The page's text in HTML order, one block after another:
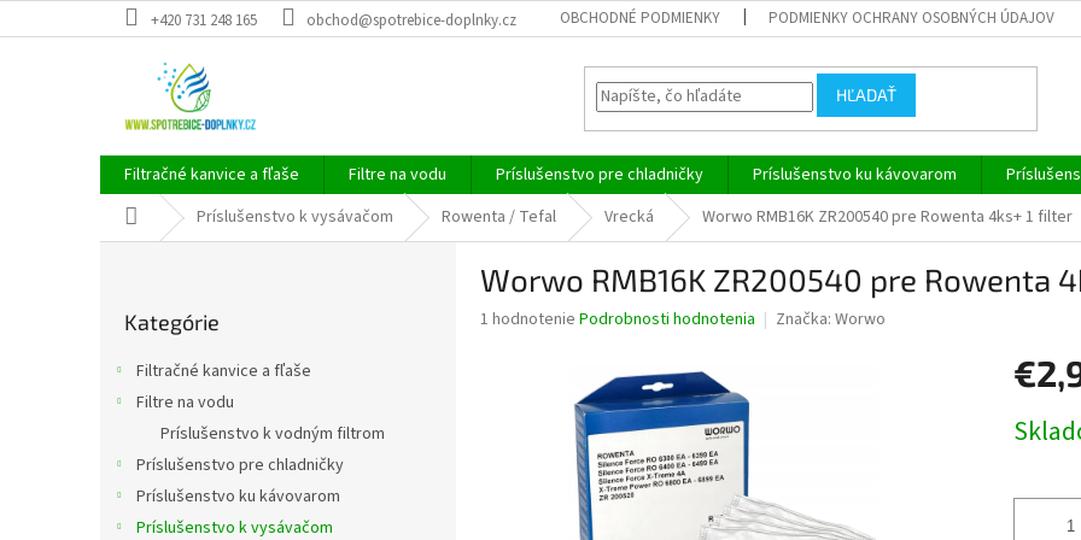
na
+420 731 248 165 obchod@spotrebice-doplnky.cz OBCHODNÉ PODMIENKY PODMIENKY OCHRANY OSOBNÝCH ÚDAJOV
HĽADAŤ
Filtračné kanvice a fľaše Filtre na vodu Príslušenstvo pre chladničky Príslušenstvo ku kávovarom
DomovPríslušenstvo k vysávačom Rowenta / Tefal Vrecká Worwo RMB16K ZR200540 pre Rowenta 4ks+ 1 filter
kategórie
Kategórie
Filtračné kanvice a fľaše
Filtre na vodu
Príslušenstvo k vodným filtrom
Príslušenstvo pre chladničky
Príslušenstvo ku kávovarom
Príslušenstvo k vysávačom
Worwo RMB16K ZR200540 pre Rowenta
Priemerné
1 hodnotenie Podrobnosti hodnotenia Značka: Worwo
cena: